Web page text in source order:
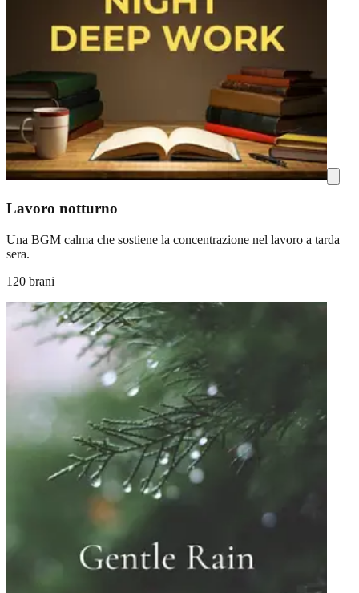
Lavoro notturno
Una BGM calma che sostiene la concentrazione nel lavoro a tarda
sera.
120 brani